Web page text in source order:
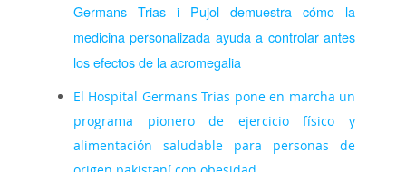
Germans Trias i Pujol demuestra cómo la
medicina personalizada ayuda a controlar antes
los efectos de la acromegalia
El Hospital Germans Trias pone en marcha un
programa pionero de ejercicio físico y
alimentación saludable para personas de